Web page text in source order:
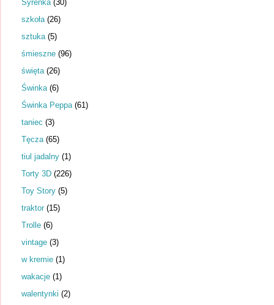
Syrenka (30)
szkoła (26)
sztuka (5)
śmieszne (96)
święta (26)
Świnka (6)
Świnka Peppa (61)
taniec (3)
Tęcza (65)
tiul jadalny (1)
Torty 3D (226)
Toy Story (5)
traktor (15)
Trolle (6)
vintage (3)
w kremie (1)
wakacje (1)
walentynki (2)